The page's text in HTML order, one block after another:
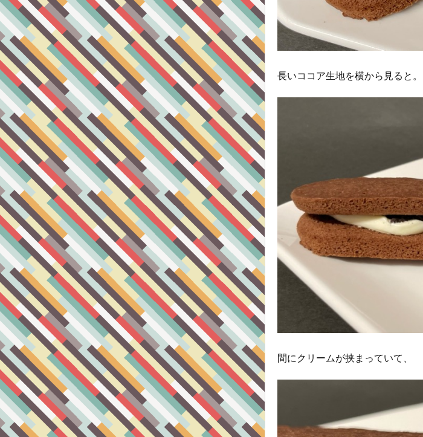
長いココア生地を横から見ると。
間にクリームが挟まっていて、